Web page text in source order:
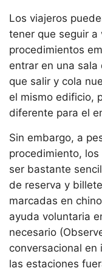
Los viajeros
tener que seguir a
procedimientos
entrar en una
que salir y cola
el mismo edificio,
diferente para el
Sin embargo, a
procedimiento,
ser bastante
de reserva y
marcadas en
ayuda voluntaria
necesario
conversacional
las estaciones